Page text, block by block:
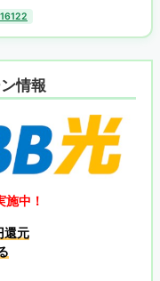
情報
中！
還元